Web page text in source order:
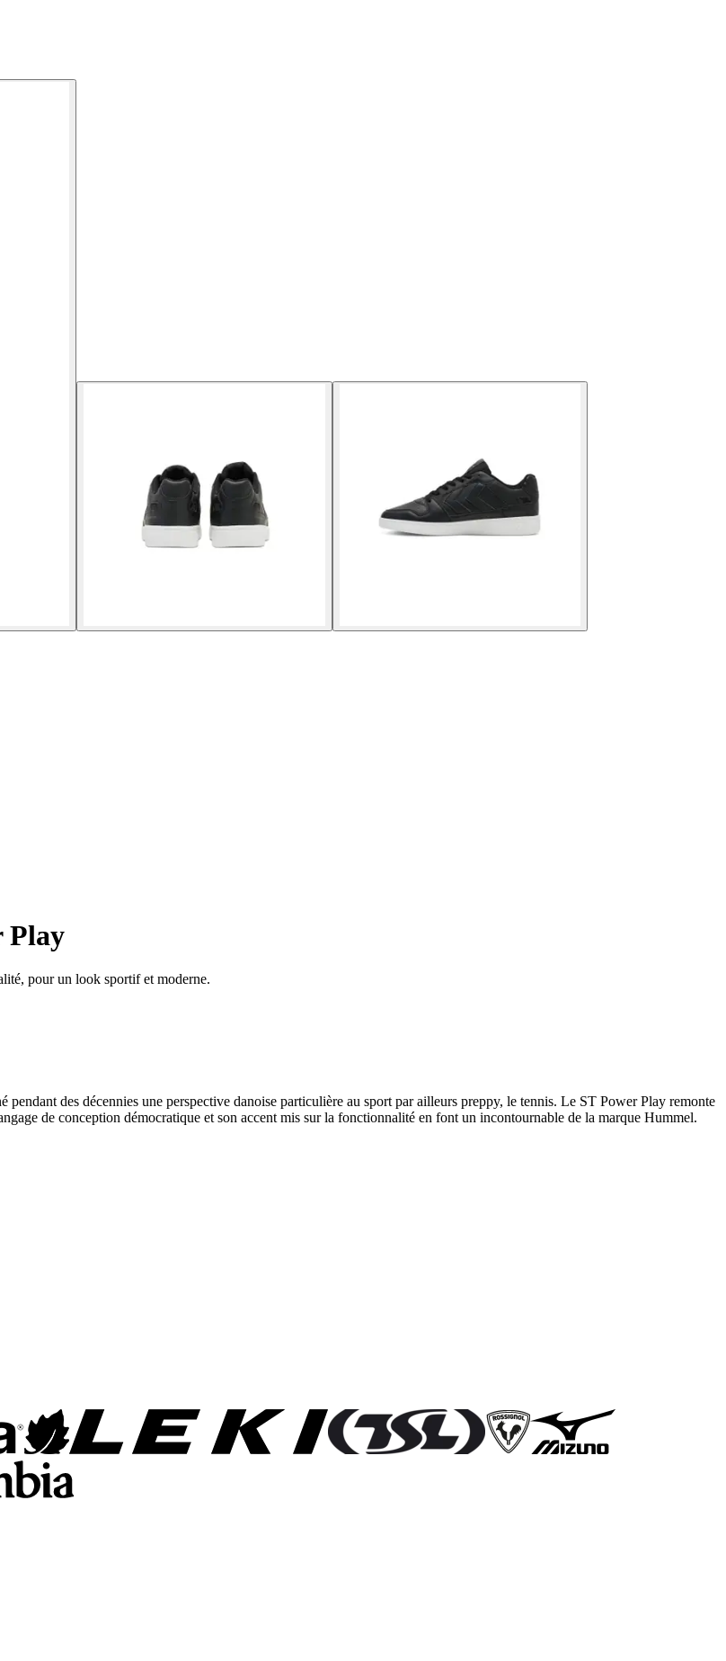
Play
pour un look sportif et moderne.
des décennies une perspective danoise particulière au sport par ailleurs preppy, le tennis. Le ST Power Play remonte
de conception démocratique et son accent mis sur la fonctionnalité en font un incontournable de la marque Hummel.